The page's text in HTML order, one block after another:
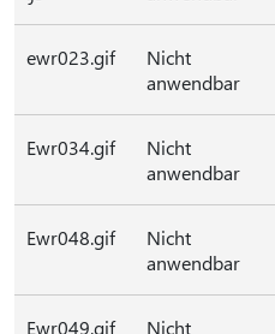
ewr023.gif
Nicht
anwendbar
Ewr034.gif
Nicht
anwendbar
Ewr048.gif
Nicht
anwendbar
Ewr049.gif
Nicht